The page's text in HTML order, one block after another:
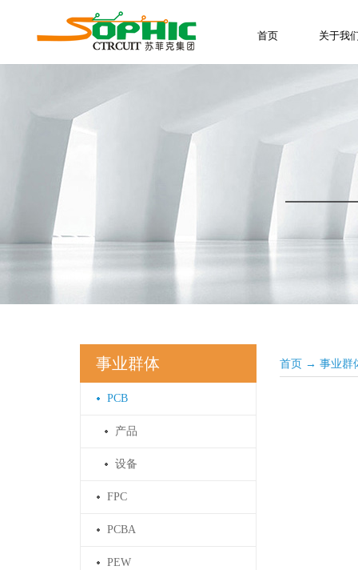
首页 关于我
事业群体
PCB
产品
设备
FPC
PCBA
PEW
首页 → 事业群